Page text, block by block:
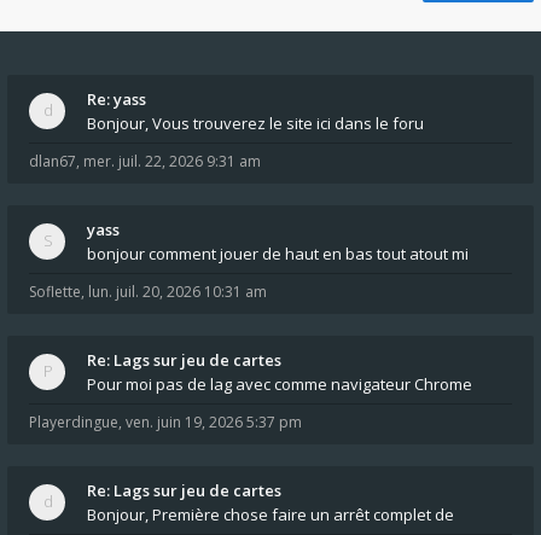
Re: yass
Bonjour, Vous trouverez le site ici dans le foru
dlan67, mer. juil. 22, 2026 9:31 am
yass
bonjour comment jouer de haut en bas tout atout mi
Soflette, lun. juil. 20, 2026 10:31 am
Re: Lags sur jeu de cartes
Pour moi pas de lag avec comme navigateur Chrome
Playerdingue, ven. juin 19, 2026 5:37 pm
Re: Lags sur jeu de cartes
Bonjour, Première chose faire un arrêt complet de